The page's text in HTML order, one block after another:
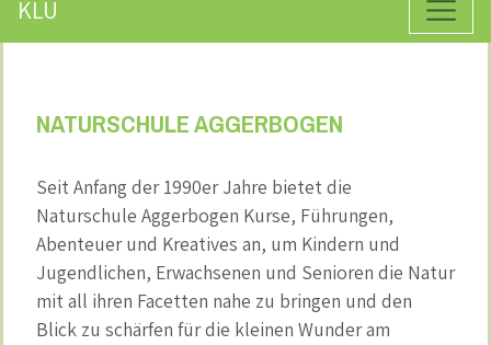
KLU
NATURSCHULE AGGERBOGEN
Seit Anfang der 1990er Jahre bietet die
Naturschule Aggerbogen Kurse, Führungen,
Abenteuer und Kreatives an, um Kindern und
Jugendlichen, Erwachsenen und Senioren die Natur
mit all ihren Facetten nahe zu bringen und den
Blick zu schärfen für die kleinen Wunder am